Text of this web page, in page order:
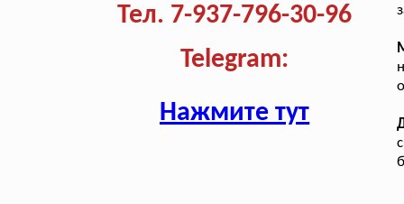
Тел. 7-937-796-30-96
Telegram:
Нажмите тут